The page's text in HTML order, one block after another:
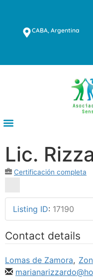
CABA, Argentina
Lic.
Certificación completa
Listing ID: 17190
Contact details
Lomas de Zamora,